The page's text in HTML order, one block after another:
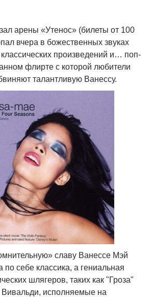
арены «Утенос» (билеты от 100
вчера в божественных звуках
произведений и… поп-
флирте с которой любители
талантливую Ванессу.
славу Ванессе Мэй
по себе классика, а гениальная
шлягеров, таких как "Гроза"
Вивальди, исполняемые на